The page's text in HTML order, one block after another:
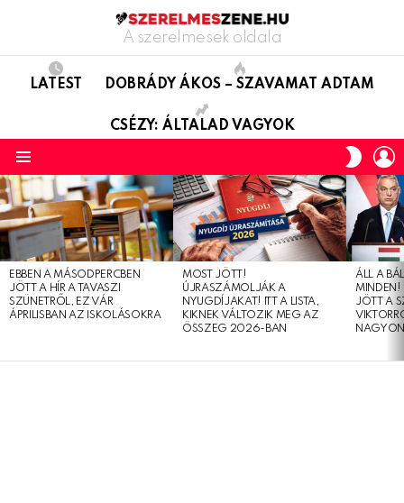
A szerelmesek oldala
LATEST DOBRÁDY ÁKOS – SZAVAMAT ADTAM
CSÉZY: ÁLTALAD VAGYOK
SKIN
LATEST
STORIES
EBBEN A MÁSODPERCBEN
JÖTT A HÍR A TAVASZI
SZÜNETRŐL, EZ VÁR
ÁPRILISBAN AZ ISKOLÁSOKRA
MOST JÖTT!
ÚJRASZÁMOLJÁK A
NYUGDÍJAKAT! ITT A LISTA,
KIKNEK VÁLTOZIK MEG AZ
ÖSSZEG 2026-BAN
ÁLL A
MINDEN!
JÖTT A